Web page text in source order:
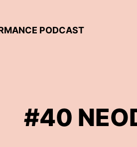
PODCAST
#40